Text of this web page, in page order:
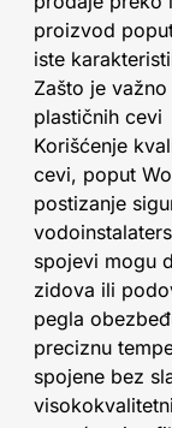
proizvod
iste
Zašto je
plastičnih cevi
Korišćenje
cevi, poput
postizanje
spojevi mogu
zidova ili
pegla
preciznu
spojene bez